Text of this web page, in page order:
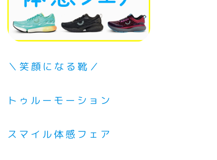
＼笑顔になる靴／
トゥルーモーション
スマイル体感フェア